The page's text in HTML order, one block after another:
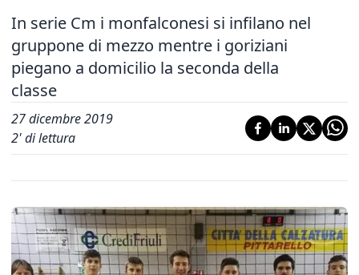
In serie Cm i monfalconesi si infilano nel
gruppone di mezzo mentre i goriziani
piegano a domicilio la seconda della
classe
27 dicembre 2019
2' di lettura